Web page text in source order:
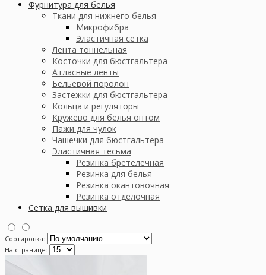
Фурнитура для белья
Ткани для нижнего белья
Микрофибра
Эластичная сетка
Лента тоннельная
Косточки для бюстгальтера
Атласные ленты
Бельевой поролон
Застежки для бюстгальтера
Кольца и регуляторы
Кружево для белья оптом
Пажи для чулок
Чашечки для бюстгальтера
Эластичная тесьма
Резинка бретелечная
Резинка для белья
Резинка окантовочная
Резинка отделочная
Сетка для вышивки
Сортировка:
На странице: